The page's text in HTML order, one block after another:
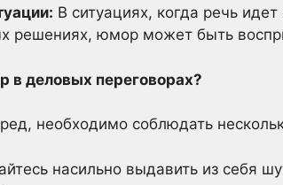
В ситуациях, когда речь
решениях, юмор может быть
в деловых переговорах?
необходимо соблюдать
насильно выдавить из себя